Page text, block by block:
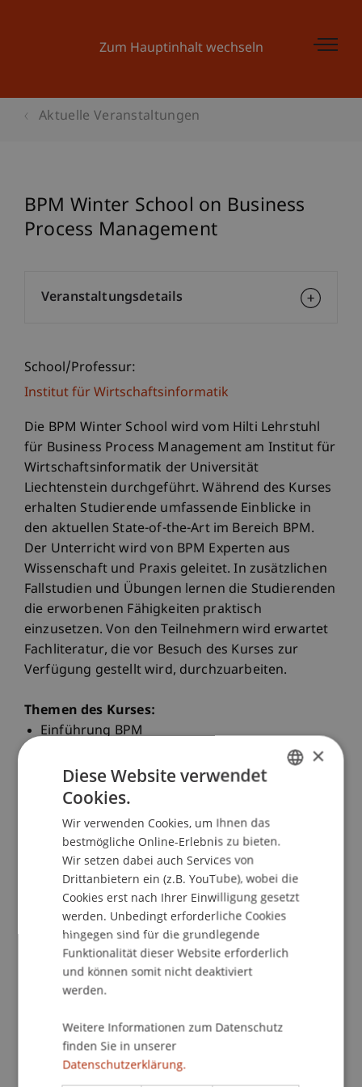
Zum Hauptinhalt wechseln
Aktuelle Veranstaltungen
BPM Winter School on Business
Process Management
School/Professur:
Institut für Wirtschaftsinformatik
Die BPM Winter School wird vom Hilti Lehrstuhl
für Business Process Management am Institut für
Wirtschaftsinformatik der Universität
Liechtenstein durchgeführt. Während des Kurses
erhalten Studierende umfassende Einblicke in
den aktuellen State-of-the-Art im Bereich BPM.
Der Unterricht wird von BPM Experten aus
Wissenschaft und Praxis geleitet. In zusätzlichen
Fallstudien und Übungen lernen die Studierenden
die erworbenen Fähigkeiten praktisch
einzusetzen. Von den Teilnehmern wird erwartet
Fachliteratur, die vor Besuch des Kurses zur
Verfügung gestellt wird, durchzuarbeiten.
Themen des Kurses:
Einführung BPM
BPM Systeme
BPM und Unternehmensstrategie
Projekten
BPM und Mitarbeiter
BPM Kultur
Voraussetzungen
Die BPM Winter School richtete sich an
Studierende in Bachelorstudiengängen. Die
Studierenden sollten Einführungskurse im
Bereich Wirtschaftsinformatik, Betriebswirtschaft
werden sichere Englischkenntnisse erwartet.
Veranstaltungsdetails
×
Diese Website verwendet
Cookies.
Wir verwenden Cookies, um Ihnen das
bestmögliche Online-Erlebnis zu bieten.
Wir setzen dabei auch Services von
Drittanbietern ein (z.B. YouTube), wobei die
Cookies erst nach Ihrer Einwilligung gesetzt
werden. Unbedingt erforderliche Cookies
hingegen sind für die grundlegende
Funktionalität dieser Website erforderlich
und können somit nicht deaktiviert
werden.
Weitere Informationen zum Datenschutz
finden Sie in unserer
Datenschutzerklärung.